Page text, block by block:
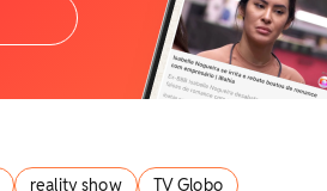
reality show TV Globo